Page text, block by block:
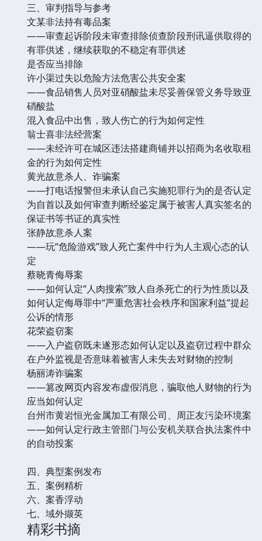
三、审判指导与参考
文某非法持有毒品案
——审查起诉阶段未审查排除侦查阶段刑讯逼供取得的
有罪供述，继续获取的不稳定有罪供述
是否应当排除
许小渠过失以危险方法危害公共安全案
——食品销售人员对亚硝酸盐未尽妥善保管义务导致亚
硝酸盐
混入食品中出售，致人伤亡的行为如何定性
翁士喜非法经营案
——未经许可在城区违法搭建商铺并以招商为名收取租
金的行为如何定性
黄光故意杀人、诈骗案
——打电话报警但未承认自己实施犯罪行为的是否认定
为自首以及如何审查判断经鉴定属于被害人真实签名的
保证书等书证的真实性
张静故意杀人案
——玩“危险游戏”致人死亡案件中行为人主观心态的认
定
蔡晓青侮辱案
——如何认定“人肉搜索”致人自杀死亡的行为性质以及
如何认定侮辱罪中“严重危害社会秩序和国家利益”提起
公诉的情形
花荣盗窃案
——入户盗窃既未遂形态如何认定以及盗窃过程中群众
在户外监视是否意味着被害人未失去对财物的控制
杨丽涛诈骗案
——篡改网页内容发布虚假消息，骗取他人财物的行为
应当如何认定
台州市黄岩恒光金属加工有限公司、周正友污染环境案
——如何认定行政主管部门与公安机关联合执法案件中
的自动投案
四、典型案例发布
五、案例精析
六、案香浮动
七、域外撷英
精彩书摘